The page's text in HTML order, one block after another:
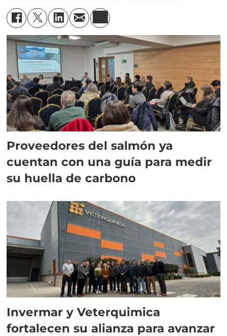
Proveedores del salmón ya
cuentan con una guía para medir
su huella de carbono
Invermar y Veterquimica
fortalecen su alianza para avanzar